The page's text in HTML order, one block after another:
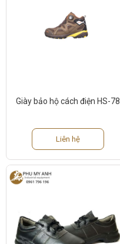
Giày bảo hộ cách điện HS-78
Liên hệ